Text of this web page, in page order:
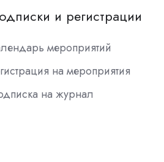
и регистрации
мероприятий
на мероприятия
на журнал